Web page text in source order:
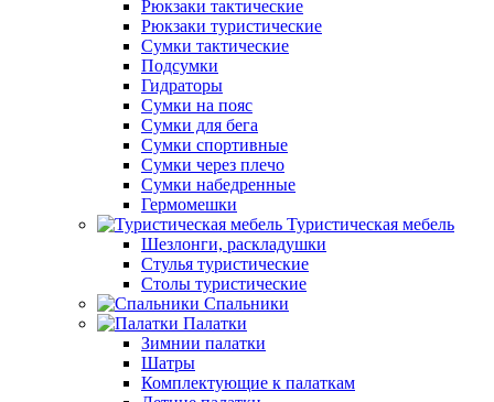
Рюкзаки тактические
Рюкзаки туристические
Сумки тактические
Подсумки
Гидраторы
Сумки на пояс
Сумки для бега
Сумки спортивные
Сумки через плечо
Сумки набедренные
Гермомешки
Туристическая мебель
Шезлонги, раскладушки
Стулья туристические
Столы туристические
Спальники
Палатки
Зимнии палатки
Шатры
Комплектующие к палаткам